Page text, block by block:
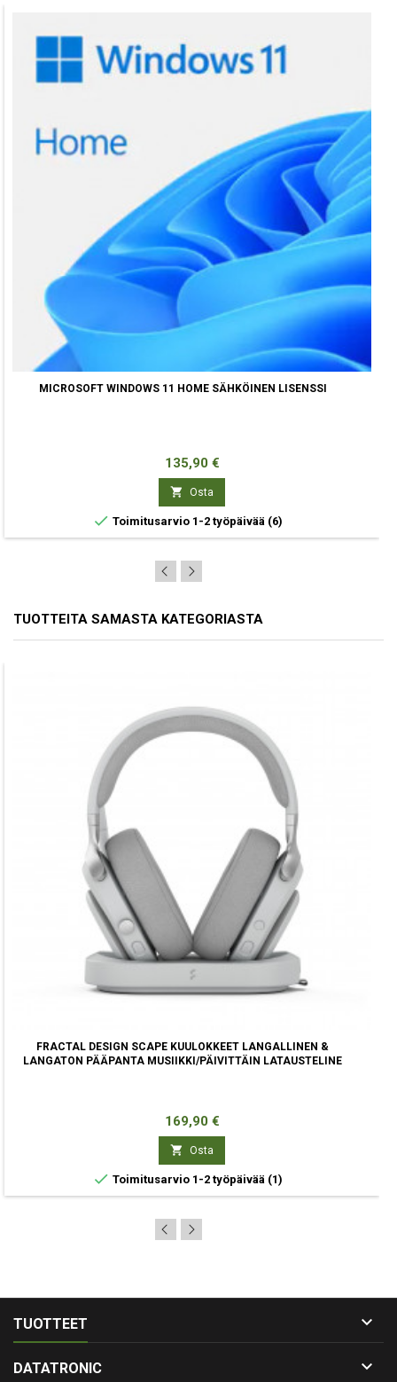
MICROSOFT WINDOWS 11 HOME SÄHKÖINEN LISENSSI
Hinta
135,90 €
 Osta
 Toimitusarvio 1-2 työpäivää (6)
TUOTTEITA SAMASTA KATEGORIASTA
FRACTAL DESIGN SCAPE KUULOKKEET LANGALLINEN &
LANGATON PÄÄPANTA MUSIIKKI/PÄIVITTÄIN LATAUSTELINE
Hinta
169,90 €
 Osta
 Toimitusarvio 1-2 työpäivää (1)
TUOTTEET 
DATATRONIC 